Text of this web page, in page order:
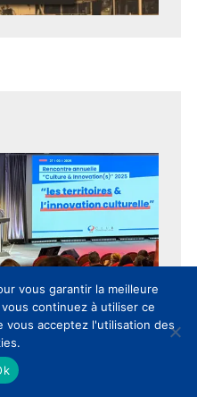
vous garantir la meilleure
continuez à utiliser ce
vous acceptez l'utilisation des